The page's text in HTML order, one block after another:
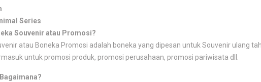
Series
Souvenir atau Promosi?
atau Boneka Promosi adalah boneka yang dipesan untuk Souvenir ulang
untuk promosi produk, promosi perusahaan, promosi pariwisata dll.